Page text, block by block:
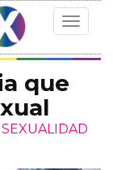
Toggle
que